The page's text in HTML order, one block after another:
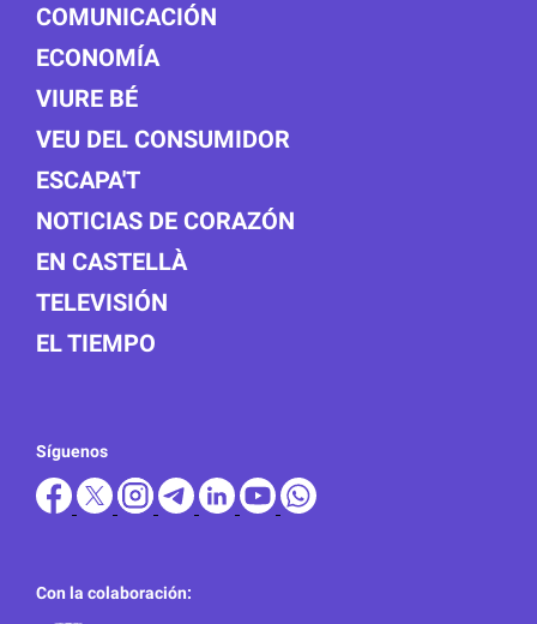
COMUNICACIÓN
ECONOMÍA
VIURE BÉ
VEU DEL CONSUMIDOR
ESCAPA'T
NOTICIAS DE CORAZÓN
EN CASTELLÀ
TELEVISIÓN
EL TIEMPO
Síguenos
Con la colaboración: